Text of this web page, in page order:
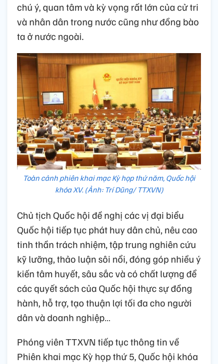
chú ý, quan tâm và kỳ vọng rất lớn của cử tri
và nhân dân trong nước cũng như đồng bào
ta ở nước ngoài.
Toàn cảnh phiên khai mạc Kỳ họp thứ năm, Quốc hội
khóa XV. (Ảnh: Trí Dũng/ TTXVN)
Chủ tịch Quốc hội đề nghị các vị đại biểu
Quốc hội tiếp tục phát huy dân chủ, nêu cao
tinh thần trách nhiệm, tập trung nghiên cứu
kỹ lưỡng, thảo luận sôi nổi, đóng góp nhiều ý
kiến tâm huyết, sâu sắc và có chất lượng để
các quyết sách của Quốc hội thực sự đồng
hành, hỗ trợ, tạo thuận lợi tối đa cho người
dân và doanh nghiệp…
Phóng viên TTXVN tiếp tục thông tin về
Phiên khai mạc Kỳ họp thứ 5, Quốc hội khóa